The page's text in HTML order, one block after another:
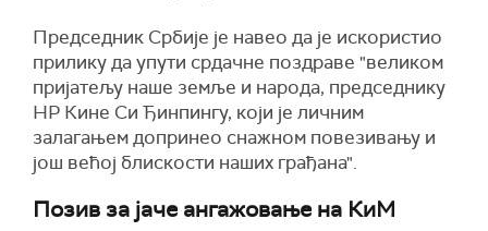
Председник Србије је навео да је искористио
прилику да упути срдачне поздраве "великом
пријатељу наше земље и народа, председнику
НР Кине Си Ђинпингу, који је личним
залагањем допринео снажном повезивању и
још већој блискости наших грађана".
Позив за јаче ангажовање на КиМ